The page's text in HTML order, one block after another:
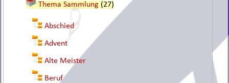
Thema Sammlung (27)
Abschied
Advent
Alte Meister
Beruf